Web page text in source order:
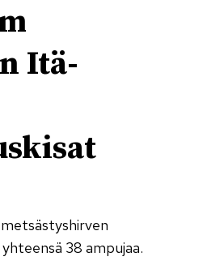
Itä-
38 ampujaa.